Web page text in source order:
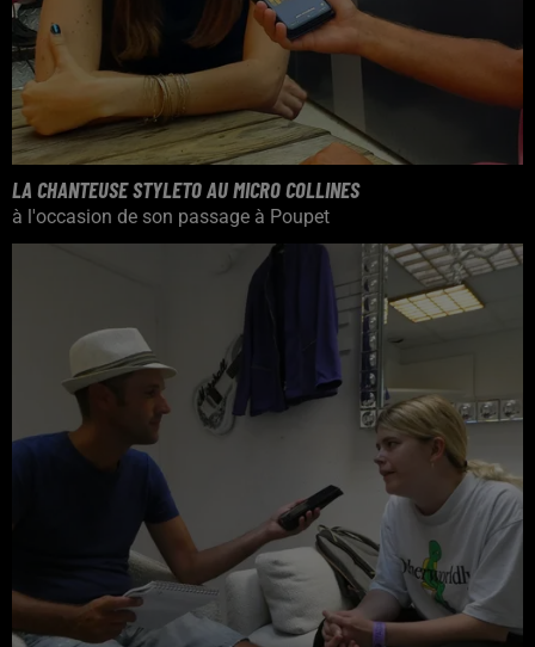
LA CHANTEUSE STYLETO AU MICRO COLLINES
à l'occasion de son passage à Poupet